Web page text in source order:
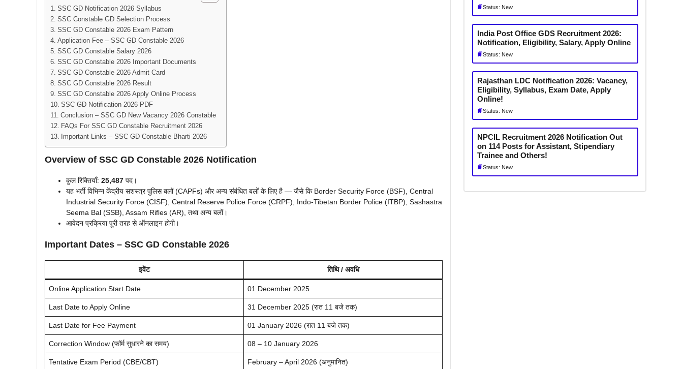
SSC GD Notification 2026 Syllabus
SSC Constable GD Selection Process
SSC GD Constable 2026 Exam Pattern
Application Fee – SSC GD Constable 2026
SSC GD Constable Salary 2026
SSC GD Constable 2026 Important Documents
SSC GD Constable 2026 Admit Card
SSC GD Constable 2026 Result
SSC GD Constable 2026 Apply Online Process
SSC GD Notification 2026 PDF
Conclusion – SSC GD New Vacancy 2026 Constable
FAQs For SSC GD Constable Recruitment 2026
Important Links – SSC GD Constable Bharti 2026
Overview of SSC GD Constable 2026 Notification
कुल रिक्तियाँ: 25,487 पद।
यह भर्ती विभिन्न केंद्रीय सशस्त्र पुलिस बलों (CAPFs) और अन्य संबंधित बलों के लिए है — जैसे कि Border Security Force (BSF), Central
Industrial Security Force (CISF), Central Reserve Police Force (CRPF), Indo-Tibetan Border Police (ITBP), Sashastra
Seema Bal (SSB), Assam Rifles (AR), तथा अन्य बलों।
आवेदन प्रक्रिया पूरी तरह से ऑनलाइन होगी।
Important Dates – SSC GD Constable 2026
इवेंट तिथि / अवधि
Online Application Start Date 01 December 2025
Last Date to Apply Online 31 December 2025 (रात 11 बजे तक)
Last Date for Fee Payment 01 January 2026 (रात 11 बजे तक)
Correction Window (फॉर्म सुधारने का समय) 08 – 10 January 2026
Tentative Exam Period (CBE/CBT) February – April 2026 (अनुमानित)
Status: New
India Post Office GDS Recruitment 2026:
Notification, Eligibility, Salary, Apply Online
Status: New
Rajasthan LDC Notification 2026: Vacancy,
Eligibility, Syllabus, Exam Date, Apply
Online!
Status: New
NPCIL Recruitment 2026 Notification Out
on 114 Posts for Assistant, Stipendiary
Trainee and Others!
Status: New